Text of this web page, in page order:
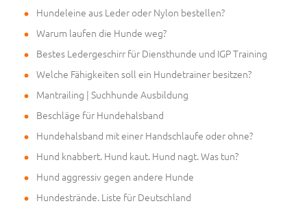
Hundeleine aus Leder oder Nylon bestellen?
Warum laufen die Hunde weg?
Bestes Ledergeschirr für Diensthunde und IGP Training
Welche Fähigkeiten soll ein Hundetrainer besitzen?
Mantrailing | Suchhunde Ausbildung
Beschläge für Hundehalsband
Hundehalsband mit einer Handschlaufe oder ohne?
Hund knabbert. Hund kaut. Hund nagt. Was tun?
Hund aggressiv gegen andere Hunde
Hundestrände. Liste für Deutschland